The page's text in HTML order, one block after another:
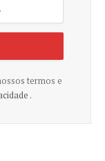
termos e
.